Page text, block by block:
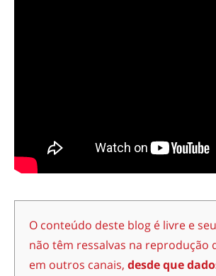
O conteúdo deste blog é livre e
não têm ressalvas na reprodução
em outros canais, desde que